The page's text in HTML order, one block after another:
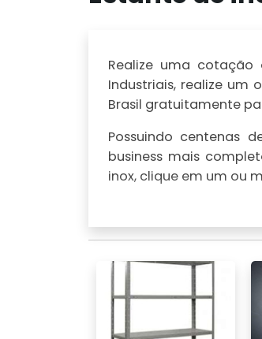
Realize uma cotação
Industriais, realize
Brasil gratuitamente
Possuindo centenas
business mais
inox, clique em um ou